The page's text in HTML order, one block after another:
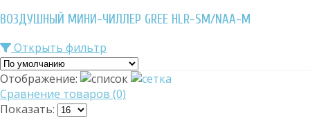
ВОЗДУШНЫЙ МИНИ-ЧИЛЛЕР GREE HLR-SM/NAA-M
Открыть фильтр
Отображение:
Сравнение товаров (0)
Показать: